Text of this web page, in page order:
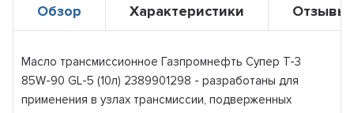
Обзор Характеристики Отзывы
Масло трансмиссионное Газпромнефть Супер T-3
85W-90 GL-5 (10л) 2389901298 - разработаны для
применения в узлах трансмиссии, подверженных